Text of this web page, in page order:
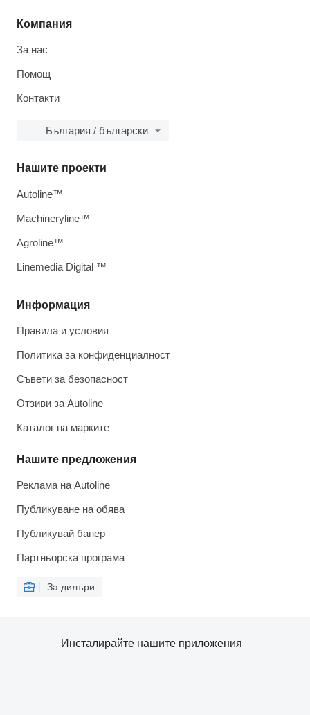
Компания
За нас
Помощ
Контакти
България / български
Информация
Правила и условия
Политика за конфиденциалност
Съвети за безопасност
Отзиви за Autoline
Каталог на марките
Нашите предложения
Реклама на Autoline
Публикуване на обява
Публикувай банер
Партньорска програма
За дилъри
Нашите проекти
Autoline™
Machineryline™
Agroline™
Linemedia Digital ™
Инсталирайте нашите приложения